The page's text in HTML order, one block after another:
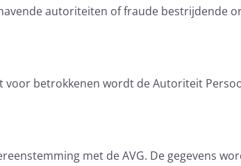
autoriteiten of fraude bestrijdende
voor betrokkenen wordt de Autoriteit
met de AVG. De gegevens